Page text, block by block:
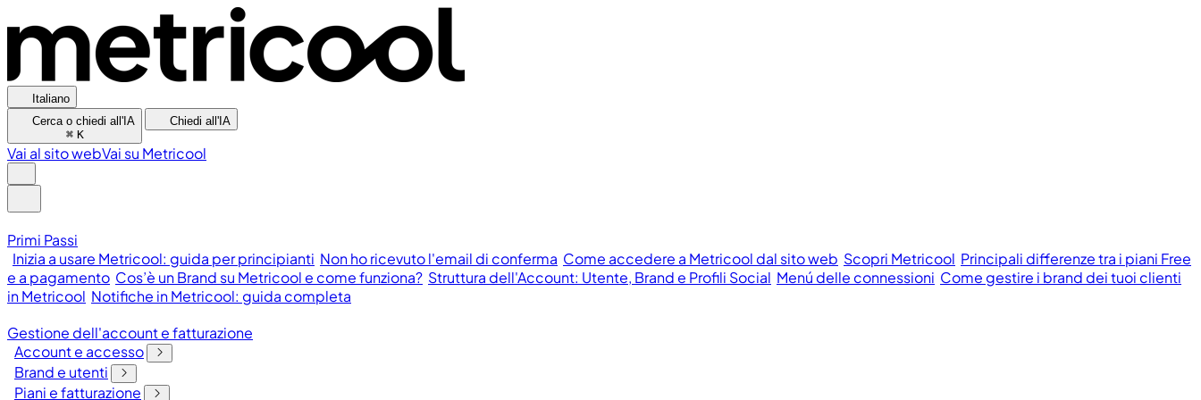
Italiano
Cerca o chiedi all'IA
⌘ K
Chiedi all'IA
Vai al sito webVai su Metricool
Primi Passi
Inizia a usare Metricool: guida per principianti Non ho ricevuto l'email di conferma Come accedere a Metricool dal sito web Scopri Metricool Principali differenze tra i piani Free
e a pagamento Cos’è un Brand su Metricool e come funziona? Struttura dell'Account: Utente, Brand e Profili Social Menú delle connessioni Come gestire i brand dei tuoi clienti
in Metricool Notifiche in Metricool: guida completa
Gestione dell'account e fatturazione
Account e accesso
Brand e utenti
Piani e fatturazione